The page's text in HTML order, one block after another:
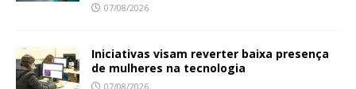
07/08/2026
Iniciativas visam reverter baixa presença
de mulheres na tecnologia
07/08/2026